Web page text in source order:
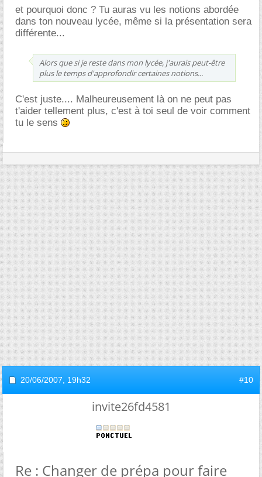
et pourquoi donc ? Tu auras vu les notions abordée
dans ton nouveau lycée, même si la présentation sera
différente...
Alors que si je reste dans mon lycée, j'aurais peut-être
plus le temps d'approfondir certaines notions...
C'est juste.... Malheureusement là on ne peut pas
t'aider tellement plus, c'est à toi seul de voir comment
tu le sens
20/06/2007, 19h32 #10
invite26fd4581
Re : Changer de prépa pour faire